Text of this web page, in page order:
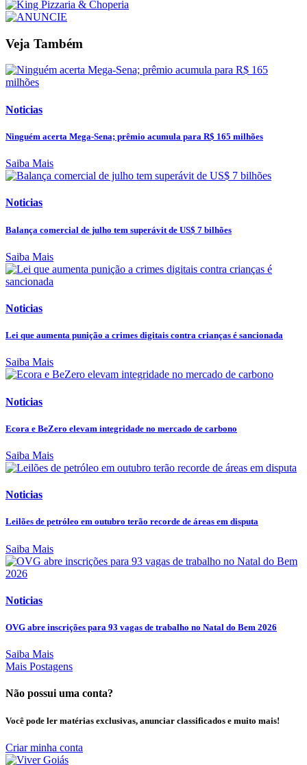
Veja Também
Noticias
Ninguém acerta Mega-Sena; prêmio acumula para R$ 165 milhões
Saiba Mais
Noticias
Balança comercial de julho tem superávit de US$ 7 bilhões
Saiba Mais
Noticias
Lei que aumenta punição a crimes digitais contra crianças é sancionada
Saiba Mais
Noticias
Ecora e BeZero elevam integridade no mercado de carbono
Saiba Mais
Noticias
Leilões de petróleo em outubro terão recorde de áreas em disputa
Saiba Mais
Noticias
OVG abre inscrições para 93 vagas de trabalho no Natal do Bem 2026
Saiba Mais
Mais Postagens
Não possui uma conta?
Você pode ler matérias exclusivas, anunciar classificados e muito mais!
Criar minha conta